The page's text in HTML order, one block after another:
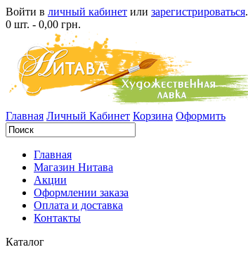
Войти в личный кабинет или зарегистрироваться.
0 шт. - 0,00 грн.
Главная Личный Кабинет Корзина Оформить
Главная
Магазин Нитава
Акции
Оформлении заказа
Оплата и доставка
Контакты
Каталог